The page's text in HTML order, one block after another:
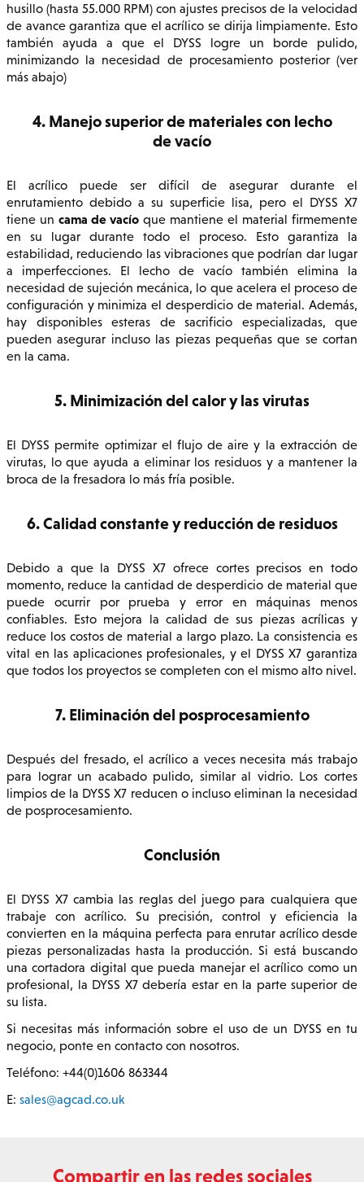
husillo (hasta 55.000 RPM) con ajustes precisos de la velocidad
de avance garantiza que el acrílico se dirija limpiamente. Esto
también ayuda a que el DYSS logre un borde pulido,
minimizando la necesidad de procesamiento posterior (ver
más abajo)
4. Manejo superior de materiales con lecho
de vacío
El acrílico puede ser difícil de asegurar durante el
enrutamiento debido a su superficie lisa, pero el DYSS X7
tiene un cama de vacío que mantiene el material firmemente
en su lugar durante todo el proceso. Esto garantiza la
estabilidad, reduciendo las vibraciones que podrían dar lugar
a imperfecciones. El lecho de vacío también elimina la
necesidad de sujeción mecánica, lo que acelera el proceso de
configuración y minimiza el desperdicio de material. Además,
hay disponibles esteras de sacrificio especializadas, que
pueden asegurar incluso las piezas pequeñas que se cortan
en la cama.
5. Minimización del calor y las virutas
El DYSS permite optimizar el flujo de aire y la extracción de
virutas, lo que ayuda a eliminar los residuos y a mantener la
broca de la fresadora lo más fría posible.
6. Calidad constante y reducción de residuos
Debido a que la DYSS X7 ofrece cortes precisos en todo
momento, reduce la cantidad de desperdicio de material que
puede ocurrir por prueba y error en máquinas menos
confiables. Esto mejora la calidad de sus piezas acrílicas y
reduce los costos de material a largo plazo. La consistencia es
vital en las aplicaciones profesionales, y el DYSS X7 garantiza
que todos los proyectos se completen con el mismo alto nivel.
7. Eliminación del posprocesamiento
Después del fresado, el acrílico a veces necesita más trabajo
para lograr un acabado pulido, similar al vidrio. Los cortes
limpios de la DYSS X7 reducen o incluso eliminan la necesidad
de posprocesamiento.
Conclusión
El DYSS X7 cambia las reglas del juego para cualquiera que
trabaje con acrílico. Su precisión, control y eficiencia la
convierten en la máquina perfecta para enrutar acrílico desde
piezas personalizadas hasta la producción. Si está buscando
una cortadora digital que pueda manejar el acrílico como un
profesional, la DYSS X7 debería estar en la parte superior de
su lista.
Si necesitas más información sobre el uso de un DYSS en tu
negocio, ponte en contacto con nosotros.
Teléfono: +44(0)1606 863344
E: sales@agcad.co.uk
Compartir en las redes sociales